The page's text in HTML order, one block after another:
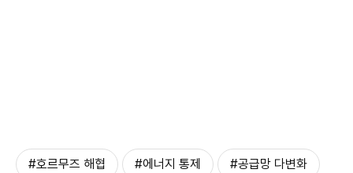
#호르무즈 해협 #에너지 통제 #공급망 다변화